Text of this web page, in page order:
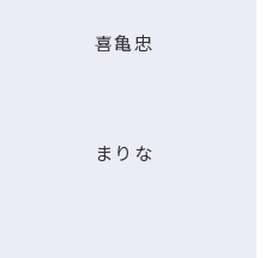
喜亀忠
まりな